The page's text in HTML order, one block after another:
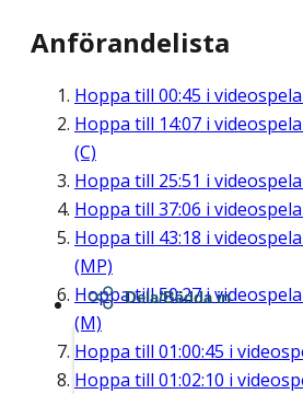
Anförandelista
Hoppa till 00:45 i
Hoppa till 14:07 i
(C)
Hoppa till 25:51 i
Hoppa till 37:06 i
Hoppa till 43:18 i
(MP)
Hoppa till50:27i
(M)
Hoppa till 01:00:45 i
Hoppa till 01:02:10 i
Dela/Bädda in